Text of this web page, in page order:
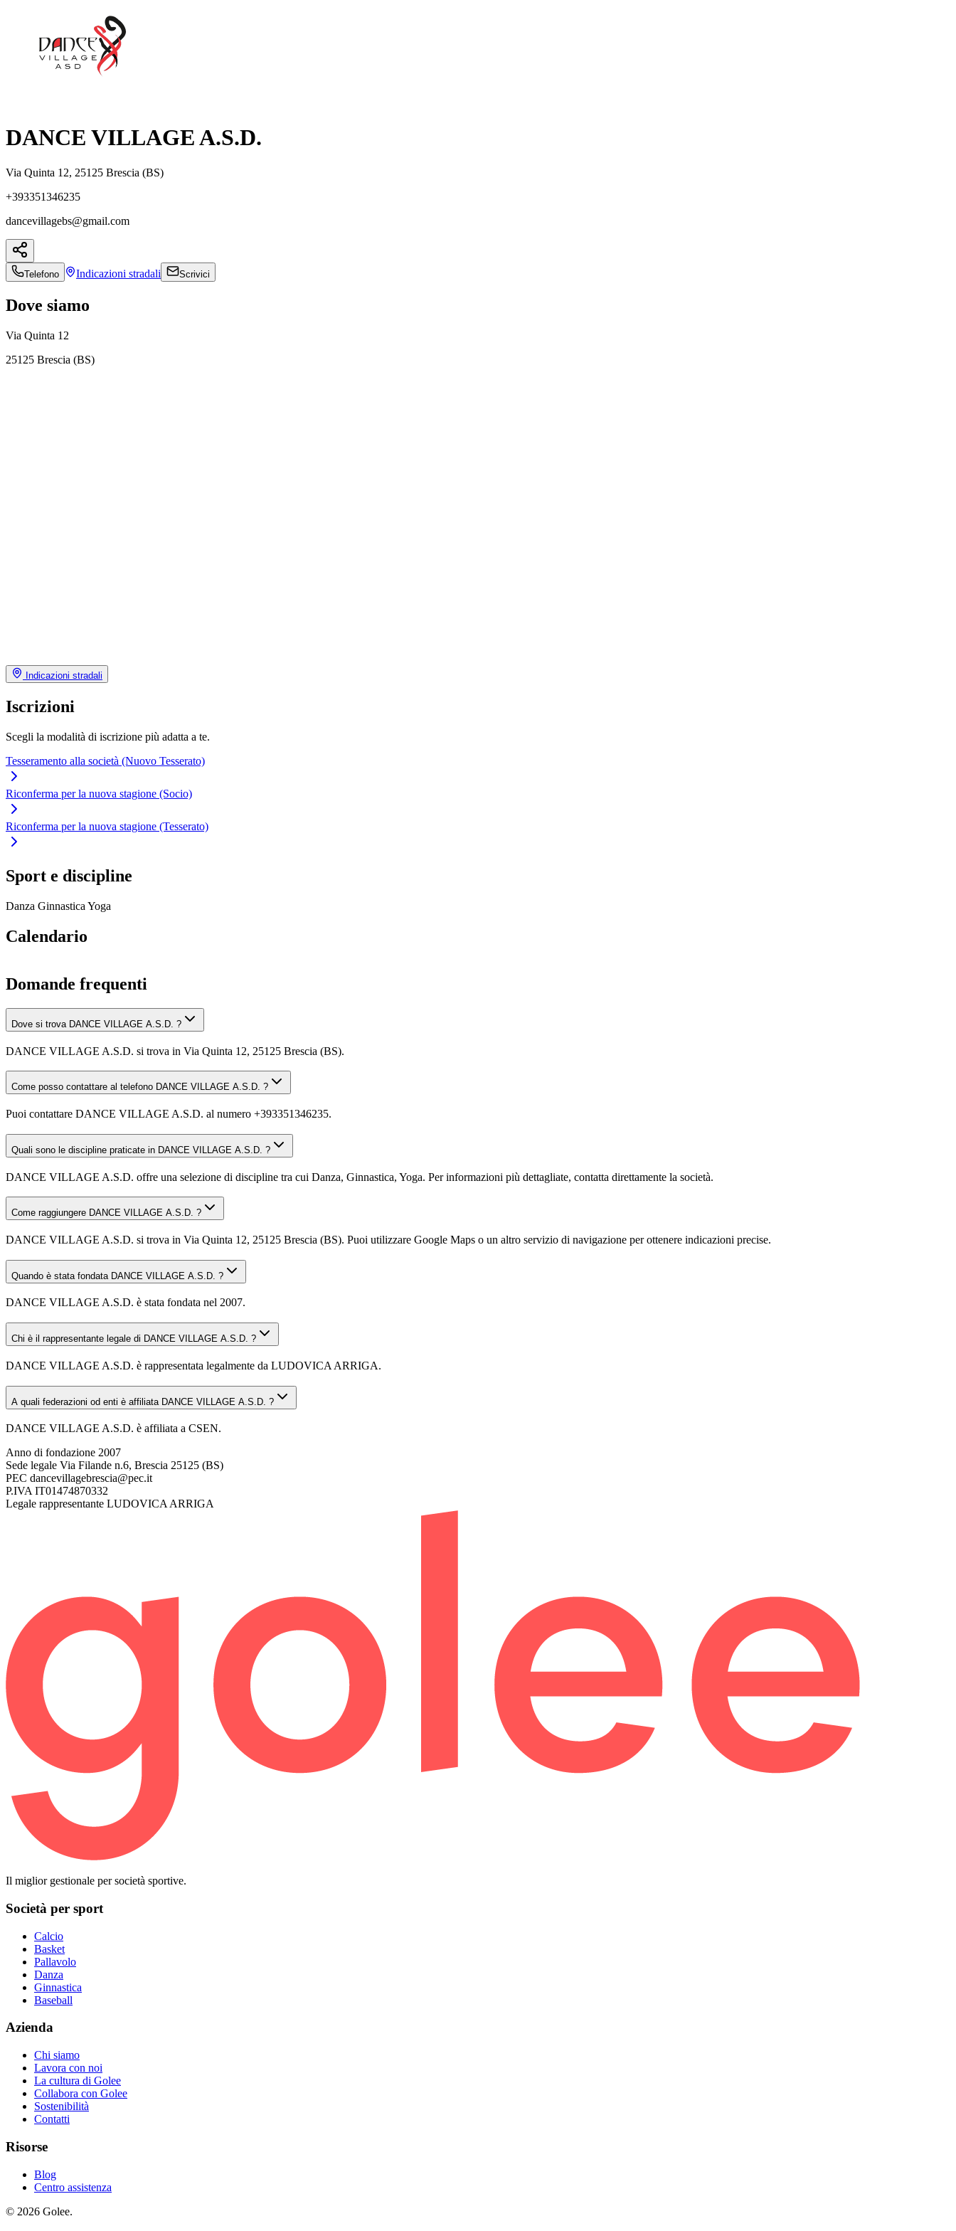
DANCE VILLAGE A.S.D.
Via Quinta 12, 25125 Brescia (BS)
+393351346235
dancevillagebs@gmail.com
Telefono Indicazioni stradali Scrivici
Dove siamo
Via Quinta 12
25125 Brescia (BS)
Indicazioni stradali
Iscrizioni
Scegli la modalità di iscrizione più adatta a te.
Tesseramento alla società (Nuovo Tesserato)
Riconferma per la nuova stagione (Socio)
Riconferma per la nuova stagione (Tesserato)
Sport e discipline
Danza Ginnastica Yoga
Calendario
Domande frequenti
Dove si trova DANCE VILLAGE A.S.D. ?
DANCE VILLAGE A.S.D. si trova in Via Quinta 12, 25125 Brescia (BS).
Come posso contattare al telefono DANCE VILLAGE A.S.D. ?
Puoi contattare DANCE VILLAGE A.S.D. al numero +393351346235.
Quali sono le discipline praticate in DANCE VILLAGE A.S.D. ?
DANCE VILLAGE A.S.D. offre una selezione di discipline tra cui Danza, Ginnastica, Yoga. Per informazioni più dettagliate, contatta direttamente la società.
Come raggiungere DANCE VILLAGE A.S.D. ?
DANCE VILLAGE A.S.D. si trova in Via Quinta 12, 25125 Brescia (BS). Puoi utilizzare Google Maps o un altro servizio di navigazione per ottenere indicazioni precise.
Quando è stata fondata DANCE VILLAGE A.S.D. ?
DANCE VILLAGE A.S.D. è stata fondata nel 2007.
Chi è il rappresentante legale di DANCE VILLAGE A.S.D. ?
DANCE VILLAGE A.S.D. è rappresentata legalmente da LUDOVICA ARRIGA.
A quali federazioni od enti è affiliata DANCE VILLAGE A.S.D. ?
DANCE VILLAGE A.S.D. è affiliata a CSEN.
Anno di fondazione 2007
Sede legale Via Filande n.6, Brescia 25125 (BS)
PEC dancevillagebrescia@pec.it
P.IVA IT01474870332
Legale rappresentante LUDOVICA ARRIGA
Il miglior gestionale per società sportive.
Società per sport
Calcio
Basket
Pallavolo
Danza
Ginnastica
Baseball
Azienda
Chi siamo
Lavora con noi
La cultura di Golee
Collabora con Golee
Sostenibilità
Contatti
Risorse
Blog
Centro assistenza
© 2026 Golee.